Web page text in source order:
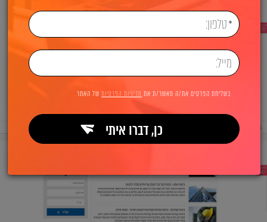
בשליחת הפרטים את/ה מאשר/ת את מדיניות הפרטיותשל האתר
כן, דברו איתי